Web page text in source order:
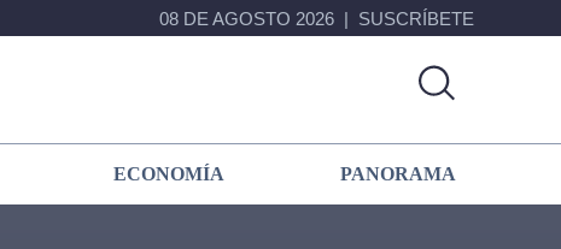
08 DE AGOSTO 2026 SUSCRÍBETE
ECONOMÍA PANORAMA